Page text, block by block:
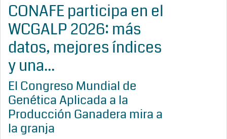
CONAFE participa en el
WCGALP 2026: más
datos, mejores índices
y una...
El Congreso Mundial de
Genética Aplicada a la
Producción Ganadera mira a
la granja